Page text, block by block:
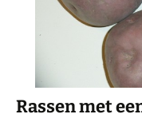
Rassen met een